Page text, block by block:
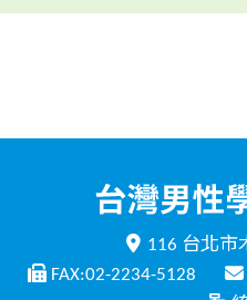
116 台北市
FAX:02-2234-5128